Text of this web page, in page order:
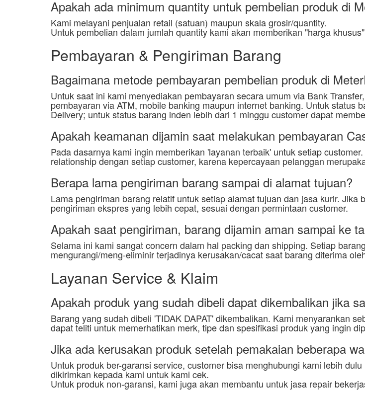
Apakah ada minimum quantity untuk pembelian produk di
Kami melayani penjualan retail (satuan) maupun skala grosir/quantity.
Untuk pembelian dalam jumlah quantity kami akan memberikan "harga
Pembayaran & Pengiriman Barang
Bagaimana metode pembayaran pembelian produk di
Untuk saat ini kami menyediakan pembayaran secara umum via Bank
pembayaran via ATM, mobile banking maupun internet banking. Untuk status
Delivery; untuk status barang inden lebih dari 1 minggu customer dapat
Apakah keamanan dijamin saat melakukan pembayaran
Pada dasarnya kami ingin memberikan 'layanan terbaik' untuk setiap
relationship dengan setiap customer, karena kepercayaan pelanggan
Berapa lama pengiriman barang sampai di alamat tujuan?
Lama pengiriman barang relatif untuk setiap alamat tujuan dan jasa kurir.
pengiriman ekspres yang lebih cepat, sesuai dengan permintaan customer.
Apakah saat pengiriman, barang dijamin aman sampai ke
Selama ini kami sangat concern dalam hal packing dan shipping. Setiap
mengurangi/meng-eliminir terjadinya kerusakan/cacat saat barang diterima
Layanan Service & Klaim
Apakah produk yang sudah dibeli dapat dikembalikan jika
Barang yang sudah dibeli 'TIDAK DAPAT' dikembalikan. Kami menyarankan
dapat teliti untuk memerhatikan merk, tipe dan spesifikasi produk yang ingin
Jika ada kerusakan produk setelah pemakaian beberapa
Untuk produk ber-garansi service, customer bisa menghubungi kami lebih
dikirimkan kepada kami untuk kami cek.
Untuk produk non-garansi, kami juga akan membantu untuk jasa repair